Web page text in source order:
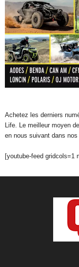
Achetez les derniers
Life. Le meilleur moyen
en nous suivant dans
[youtube-feed gridcols=1